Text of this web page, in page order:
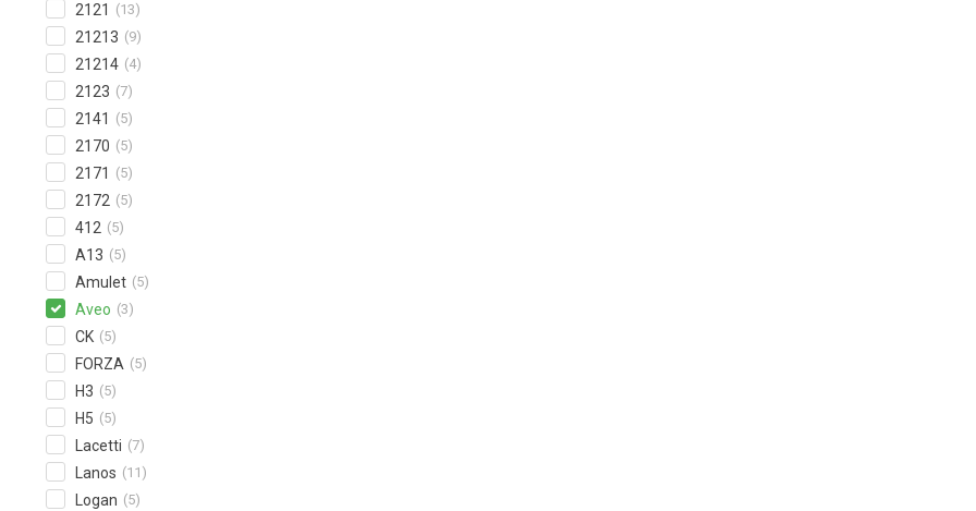
2121 (13)
21213 (9)
21214 (4)
2123 (7)
2141 (5)
2170 (5)
2171 (5)
2172 (5)
412 (5)
A13 (5)
Amulet (5)
Aveo (3)
CK (5)
FORZA (5)
H3 (5)
H5 (5)
Lacetti (7)
Lanos (11)
Logan (5)